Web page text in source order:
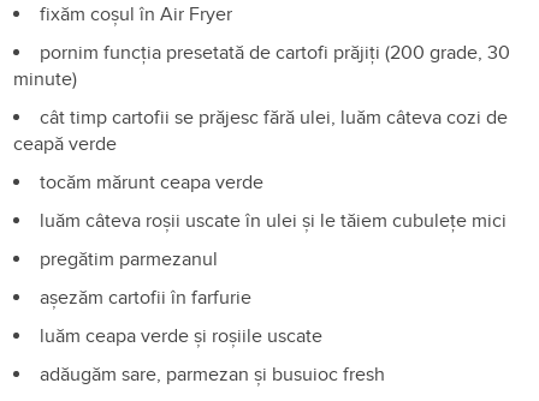
fixăm coșul în Air Fryer
pornim funcția presetată de cartofi prăjiți (200 grade, 30
minute)
cât timp cartofii se prăjesc fără ulei, luăm câteva cozi de
ceapă verde
tocăm mărunt ceapa verde
luăm câteva roșii uscate în ulei și le tăiem cubulețe mici
pregătim parmezanul
așezăm cartofii în farfurie
luăm ceapa verde și roșiile uscate
adăugăm sare, parmezan și busuioc fresh